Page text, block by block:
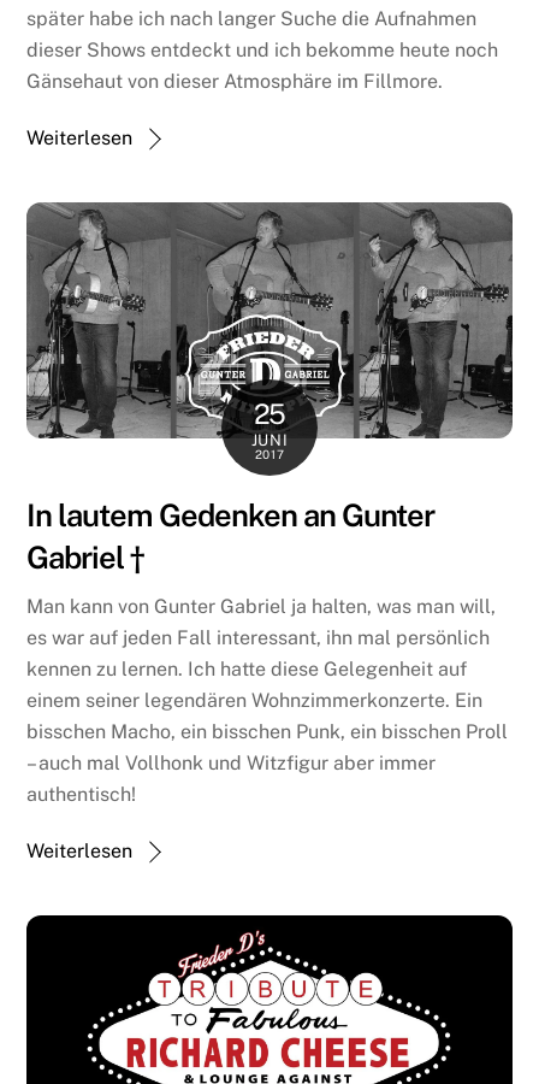
später habe ich nach langer Suche die Aufnahmen
dieser Shows entdeckt und ich bekomme heute noch
Gänsehaut von dieser Atmosphäre im Fillmore.
Weiterlesen
25
JUNI
2017
In lautem Gedenken an Gunter
Gabriel †
Man kann von Gunter Gabriel ja halten, was man will,
es war auf jeden Fall interessant, ihn mal persönlich
kennen zu lernen. Ich hatte diese Gelegenheit auf
einem seiner legendären Wohnzimmerkonzerte. Ein
bisschen Macho, ein bisschen Punk, ein bisschen Proll
– auch mal Vollhonk und Witzfigur aber immer
authentisch!
Weiterlesen